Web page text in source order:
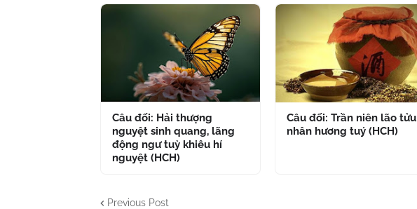
Câu đối: Hải thượng
nguyệt sinh quang, lãng
động ngư tuỳ khiêu hí
nguyệt (HCH)
Câu đối: Trần niên lão tửu
nhân hương tuý (HCH)
Previous Post